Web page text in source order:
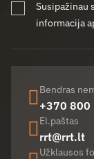
Susipažinau
informacija
Bendras
+370 800
El.paštas
rrt@rrt.lt
Užklausos